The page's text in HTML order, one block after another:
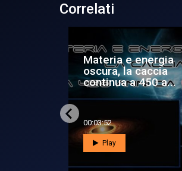
Correlati
Un traghetto per
Artemis
00:02:01
Play